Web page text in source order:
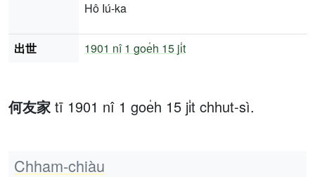
何友家 tī 1901 nî 1 goe̍h 15 ji̍t chhut-sì.
Chham-chiàu
Hô Iú-ka
出世 1901 nî 1 goe̍h 15 ji̍t